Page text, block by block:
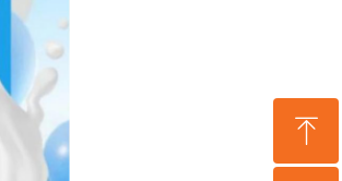
ꁸ